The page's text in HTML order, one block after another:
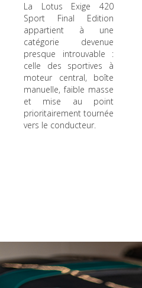
La Lotus Exige 420
Sport Final Edition
appartient à une
catégorie devenue
presque introuvable :
celle des sportives à
moteur central, boîte
manuelle, faible masse
et mise au point
prioritairement tournée
vers le conducteur.